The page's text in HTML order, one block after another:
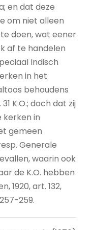
en dat deze
om niet alleen
doen, wat eener
af te handelen
Indisch
in het
behoudens
K.O.; doch dat zij
kerken in
gemeen
Generale
waarin ook
de K.O. hebben
1920, art. 132,
259.